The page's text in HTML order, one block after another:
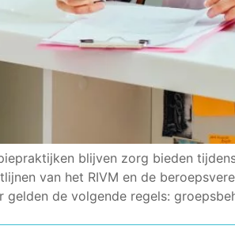
blijven zorg bieden
van het RIVM en de
de volgende regels: